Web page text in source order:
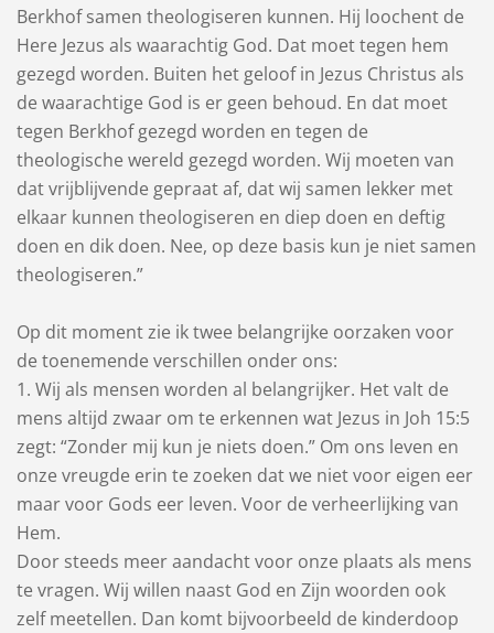
Berkhof samen theologiseren kunnen. Hij loochent de
Here Jezus als waarachtig God. Dat moet tegen hem
gezegd worden. Buiten het geloof in Jezus Christus als
de waarachtige God is er geen behoud. En dat moet
tegen Berkhof gezegd worden en tegen de
theologische wereld gezegd worden. Wij moeten van
dat vrijblijvende gepraat af, dat wij samen lekker met
elkaar kunnen theologiseren en diep doen en deftig
doen en dik doen. Nee, op deze basis kun je niet samen
theologiseren.”
Op dit moment zie ik twee belangrijke oorzaken voor
de toenemende verschillen onder ons:
1. Wij als mensen worden al belangrijker. Het valt de
mens altijd zwaar om te erkennen wat Jezus in Joh 15:5
zegt: “Zonder mij kun je niets doen.” Om ons leven en
onze vreugde erin te zoeken dat we niet voor eigen eer
maar voor Gods eer leven. Voor de verheerlijking van
Hem.
Door steeds meer aandacht voor onze plaats als mens
te vragen. Wij willen naast God en Zijn woorden ook
zelf meetellen. Dan komt bijvoorbeeld de kinderdoop